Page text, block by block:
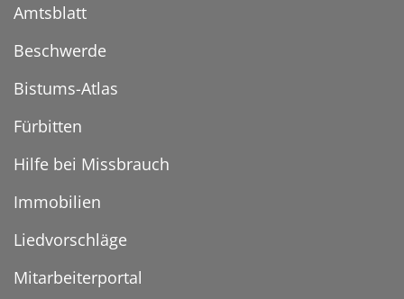
Amtsblatt
Beschwerde
Bistums-Atlas
Fürbitten
Hilfe bei Missbrauch
Immobilien
Liedvorschläge
Mitarbeiterportal